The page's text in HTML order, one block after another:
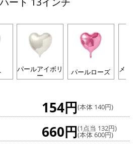
パールアイボリ
ー パールローズ メタ
154円(本体 140円)
660円(1点当 132円)
(本体 600円)